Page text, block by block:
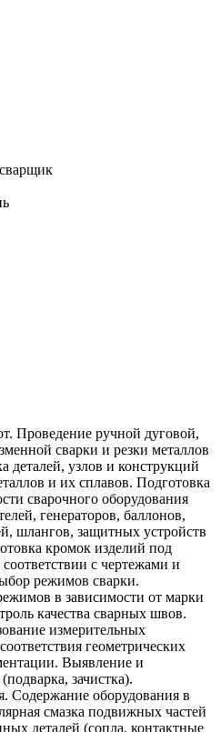
Проведение ручной дуговой,
сварки и резки металлов
деталей, узлов и конструкций
и их сплавов. Подготовка
сварочного оборудования
генераторов, баллонов,
шлангов, защитных устройств
кромок изделий под
соответствии с чертежами и
режимов сварки.
в зависимости от марки
качества сварных швов.
измерительных
геометрических
Выявление и
зачистка).
Содержание оборудования в
смазка подвижных частей
деталей (сопла, контактные